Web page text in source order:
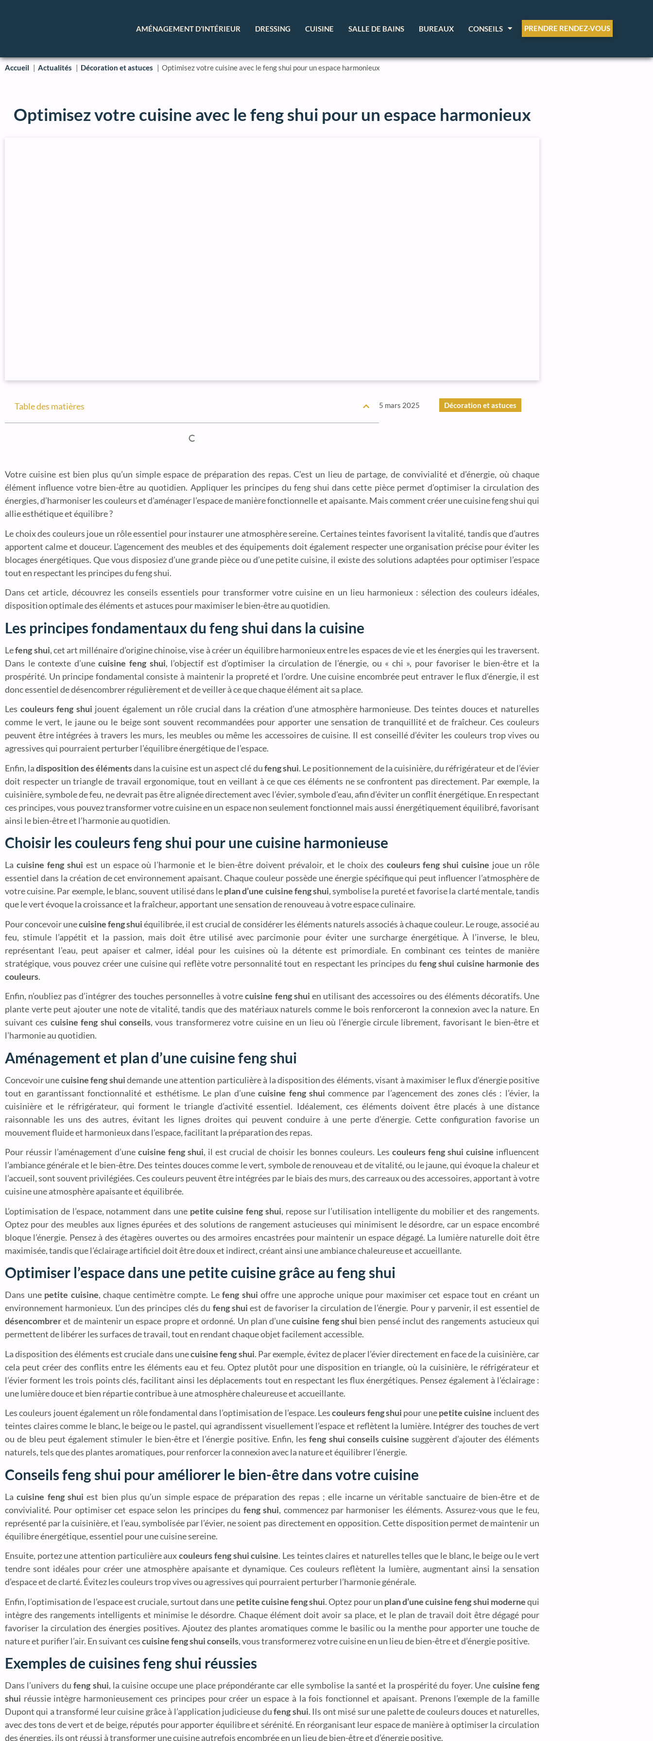
AMÉNAGEMENT D’INTÉRIEUR DRESSING CUISINE SALLE DE BAINS BUREAUX CONSEILS PRENDRE RENDEZ-VOUS
Accueil Actualités Décoration et astuces Optimisez votre cuisine avec le feng shui pour un espace harmonieux
Optimisez votre cuisine avec le feng shui pour un espace harmonieux
Table des matières 5 mars 2025 Décoration et astuces
Votre cuisine est bien plus qu’un simple espace de préparation des repas. C’est un lieu de partage, de convivialité et d’énergie, où chaque
élément influence votre bien-être au quotidien. Appliquer les principes du feng shui dans cette pièce permet d’optimiser la circulation des
énergies, d’harmoniser les couleurs et d’aménager l’espace de manière fonctionnelle et apaisante. Mais comment créer une cuisine feng shui qui
allie esthétique et équilibre ?
Le choix des couleurs joue un rôle essentiel pour instaurer une atmosphère sereine. Certaines teintes favorisent la vitalité, tandis que d’autres
apportent calme et douceur. L’agencement des meubles et des équipements doit également respecter une organisation précise pour éviter les
blocages énergétiques. Que vous disposiez d’une grande pièce ou d’une petite cuisine, il existe des solutions adaptées pour optimiser l’espace
tout en respectant les principes du feng shui.
Dans cet article, découvrez les conseils essentiels pour transformer votre cuisine en un lieu harmonieux : sélection des couleurs idéales,
disposition optimale des éléments et astuces pour maximiser le bien-être au quotidien.
Les principes fondamentaux du feng shui dans la cuisine
Lefeng shui, cet art millénaire d’origine chinoise, vise à créer un équilibre harmonieux entre les espaces de vie et les énergies qui les traversent.
Dans le contexte d’unecuisine feng shui, l’objectif est d’optimiser la circulation de l’énergie, ou « chi », pour favoriser le bien-être et la
prospérité. Un principe fondamental consiste à maintenir la propreté et l’ordre. Une cuisine encombrée peut entraver le flux d’énergie, il est
donc essentiel de désencombrer régulièrement et de veiller à ce que chaque élément ait sa place.
Les couleurs feng shui jouent également un rôle crucial dans la création d’une atmosphère harmonieuse. Des teintes douces et naturelles
comme le vert, le jaune ou le beige sont souvent recommandées pour apporter une sensation de tranquillité et de fraîcheur. Ces couleurs
peuvent être intégrées à travers les murs, les meubles ou même les accessoires de cuisine. Il est conseillé d’éviter les couleurs trop vives ou
agressives qui pourraient perturber l’équilibre énergétique de l’espace.
Enfin, ladisposition des élémentsdans la cuisine est un aspect clé dufeng shui. Le positionnement de la cuisinière, du réfrigérateur et de l’évier
doit respecter un triangle de travail ergonomique, tout en veillant à ce que ces éléments ne se confrontent pas directement. Par exemple, la
cuisinière, symbole de feu, ne devrait pas être alignée directement avec l’évier, symbole d’eau, afin d’éviter un conflit énergétique. En respectant
ces principes, vous pouvez transformer votre cuisine en un espace non seulement fonctionnel mais aussi énergétiquement équilibré, favorisant
ainsi le bien-être et l’harmonie au quotidien.
Choisir les couleurs feng shui pour une cuisine harmonieuse
La cuisine feng shui est un espace où l’harmonie et le bien-être doivent prévaloir, et le choix des couleurs feng shui cuisine joue un rôle
essentiel dans la création de cet environnement apaisant. Chaque couleur possède une énergie spécifique qui peut influencer l’atmosphère de
votre cuisine. Par exemple, le blanc, souvent utilisé dans leplan d’une cuisine feng shui, symbolise la pureté et favorise la clarté mentale, tandis
que le vert évoque la croissance et la fraîcheur, apportant une sensation de renouveau à votre espace culinaire.
Pour concevoir unecuisine feng shuiéquilibrée, il est crucial de considérer les éléments naturels associés à chaque couleur. Le rouge, associé au
feu, stimule l’appétit et la passion, mais doit être utilisé avec parcimonie pour éviter une surcharge énergétique. À l’inverse, le bleu,
représentant l’eau, peut apaiser et calmer, idéal pour les cuisines où la détente est primordiale. En combinant ces teintes de manière
stratégique, vous pouvez créer une cuisine qui reflète votre personnalité tout en respectant les principes du feng shui cuisine harmonie des
couleurs.
Enfin, n’oubliez pas d’intégrer des touches personnelles à votrecuisine feng shui en utilisant des accessoires ou des éléments décoratifs. Une
plante verte peut ajouter une note de vitalité, tandis que des matériaux naturels comme le bois renforceront la connexion avec la nature. En
suivant ces cuisine feng shui conseils, vous transformerez votre cuisine en un lieu où l’énergie circule librement, favorisant le bien-être et
l’harmonie au quotidien.
Aménagement et plan d’une cuisine feng shui
Concevoir unecuisine feng shuidemande une attention particulière à la disposition des éléments, visant à maximiser le flux d’énergie positive
tout en garantissant fonctionnalité et esthétisme. Le plan d’unecuisine feng shui commence par l’agencement des zones clés : l’évier, la
cuisinière et le réfrigérateur, qui forment le triangle d’activité essentiel. Idéalement, ces éléments doivent être placés à une distance
raisonnable les uns des autres, évitant les lignes droites qui peuvent conduire à une perte d’énergie. Cette configuration favorise un
mouvement fluide et harmonieux dans l’espace, facilitant la préparation des repas.
Pour réussir l’aménagement d’une cuisine feng shui, il est crucial de choisir les bonnes couleurs. Les couleurs feng shui cuisine influencent
l’ambiance générale et le bien-être. Des teintes douces comme le vert, symbole de renouveau et de vitalité, ou le jaune, qui évoque la chaleur et
l’accueil, sont souvent privilégiées. Ces couleurs peuvent être intégrées par le biais des murs, des carreaux ou des accessoires, apportant à votre
cuisine une atmosphère apaisante et équilibrée.
L’optimisation de l’espace, notamment dans une petite cuisine feng shui, repose sur l’utilisation intelligente du mobilier et des rangements.
Optez pour des meubles aux lignes épurées et des solutions de rangement astucieuses qui minimisent le désordre, car un espace encombré
bloque l’énergie. Pensez à des étagères ouvertes ou des armoires encastrées pour maintenir un espace dégagé. La lumière naturelle doit être
maximisée, tandis que l’éclairage artificiel doit être doux et indirect, créant ainsi une ambiance chaleureuse et accueillante.
Optimiser l’espace dans une petite cuisine grâce au feng shui
Dans une petite cuisine, chaque centimètre compte. Lefeng shui offre une approche unique pour maximiser cet espace tout en créant un
environnement harmonieux. L’un des principes clés du feng shui est de favoriser la circulation de l’énergie. Pour y parvenir, il est essentiel de
désencombreret de maintenir un espace propre et ordonné. Un plan d’unecuisine feng shui bien pensé inclut des rangements astucieux qui
permettent de libérer les surfaces de travail, tout en rendant chaque objet facilement accessible.
La disposition des éléments est cruciale dans unecuisine feng shui. Par exemple, évitez de placer l’évier directement en face de la cuisinière, car
cela peut créer des conflits entre les éléments eau et feu. Optez plutôt pour une disposition en triangle, où la cuisinière, le réfrigérateur et
l’évier forment les trois points clés, facilitant ainsi les déplacements tout en respectant les flux énergétiques. Pensez également à l’éclairage :
une lumière douce et bien répartie contribue à une atmosphère chaleureuse et accueillante.
Les couleurs jouent également un rôle fondamental dans l’optimisation de l’espace. Lescouleurs feng shui pour unepetite cuisine incluent des
teintes claires comme le blanc, le beige ou le pastel, qui agrandissent visuellement l’espace et reflètent la lumière. Intégrer des touches de vert
ou de bleu peut également stimuler le bien-être et l’énergie positive. Enfin, lesfeng shui conseils cuisine suggèrent d’ajouter des éléments
naturels, tels que des plantes aromatiques, pour renforcer la connexion avec la nature et équilibrer l’énergie.
Conseils feng shui pour améliorer le bien-être dans votre cuisine
Lacuisine feng shui est bien plus qu’un simple espace de préparation des repas ; elle incarne un véritable sanctuaire de bien-être et de
convivialité. Pour optimiser cet espace selon les principes du feng shui, commencez par harmoniser les éléments. Assurez-vous que le feu,
représenté par la cuisinière, et l’eau, symbolisée par l’évier, ne soient pas directement en opposition. Cette disposition permet de maintenir un
équilibre énergétique, essentiel pour une cuisine sereine.
Ensuite, portez une attention particulière auxcouleurs feng shui cuisine. Les teintes claires et naturelles telles que le blanc, le beige ou le vert
tendre sont idéales pour créer une atmosphère apaisante et dynamique. Ces couleurs reflètent la lumière, augmentant ainsi la sensation
d’espace et de clarté. Évitez les couleurs trop vives ou agressives qui pourraient perturber l’harmonie générale.
Enfin, l’optimisation de l’espace est cruciale, surtout dans une petite cuisine feng shui. Optez pour un plan d’une cuisine feng shui modernequi
intègre des rangements intelligents et minimise le désordre. Chaque élément doit avoir sa place, et le plan de travail doit être dégagé pour
favoriser la circulation des énergies positives. Ajoutez des plantes aromatiques comme le basilic ou la menthe pour apporter une touche de
nature et purifier l’air. En suivant cescuisine feng shui conseils, vous transformerez votre cuisine en un lieu de bien-être et d’énergie positive.
Exemples de cuisines feng shui réussies
Dans l’univers dufeng shui, la cuisine occupe une place prépondérante car elle symbolise la santé et la prospérité du foyer. Une cuisine feng
shui réussie intègre harmonieusement ces principes pour créer un espace à la fois fonctionnel et apaisant. Prenons l’exemple de la famille
Dupont qui a transformé leur cuisine grâce à l’application judicieuse dufeng shui. Ils ont misé sur une palette de couleurs douces et naturelles,
avec des tons de vert et de beige, réputés pour apporter équilibre et sérénité. En réorganisant leur espace de manière à optimiser la circulation
des énergies, ils ont réussi à transformer une cuisine autrefois encombrée en un lieu de bien-être et d’énergie positive.